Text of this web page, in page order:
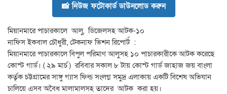
📸 নিউজ ফটোকার্ড ডাউনলোড করুন
মিয়ানমারে পাচারকালে আলু, ডিজেলসহ আটক-১০
নাফিস ইকবাল চৌধুরী, টেকনাফ ভিশন রিপোর্ট :
মিয়ানমারে পাচারকালে বিপুল পরিমাণ আলুসহ ১০ পাচারকারীকে আটক করেছে
কোস্ট গার্ড। ( ২৯ মার্চ ) রবিবার সকাল ৮ টায় কোস্ট গার্ড জাহাজ জয় বাংলা
কর্তৃক চট্টগ্রামের সাঙ্গু গ্যাস ফিল্ড সংলগ্ন সমুদ্র এলাকায় একটি বিশেষ অভিযান
চালিয়ে এসব অবৈধ মালামালসহ তাদের আটক করা হয়।